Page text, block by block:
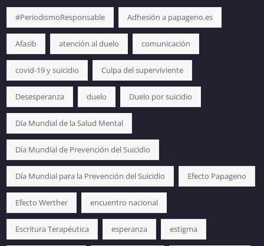
#PeriodismoResponsable Adhesión a papageno.es
Afasib atención al duelo comunicación
covid-19 y suicidio Culpa del superviviente
Desesperanza duelo Duelo por suicidio
Día Mundial de la Salud Mental
Día Mundial de Prevención del Suicidio
Día Mundial para la Prevención del Suicidio Efecto Papageno
Efecto Werther encuentro nacional
Escritura Terapéutica esperanza estigma